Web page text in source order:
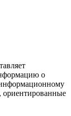
о
ориентированные